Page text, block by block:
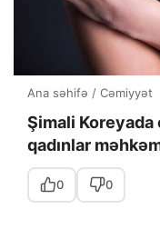
Ana səhifə / Cəmiyyət
Şimali
qadınlar
0 0